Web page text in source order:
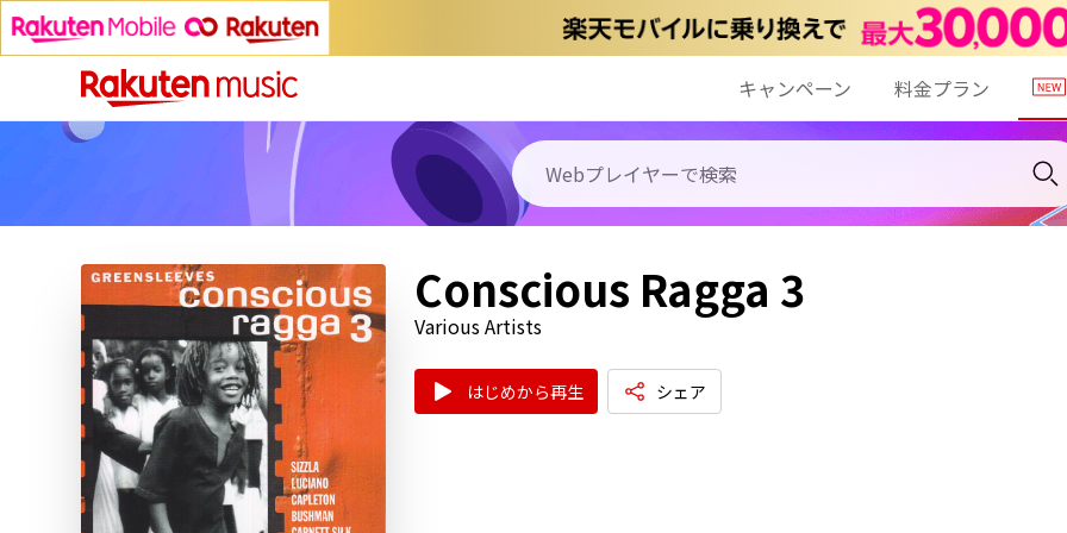
キャンペーン 料金プラン
Conscious Ragga 3
Various Artists
はじめから再生 シェア